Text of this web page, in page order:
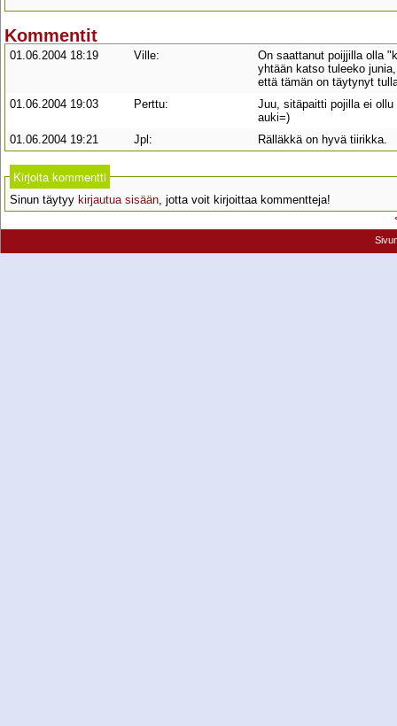
Kommentit
01.06.2004 18:19 Ville:
On saattanut poijjilla olla
yhtään katso tuleeko
että tämän on täytynyt
01.06.2004 19:03
Perttu:
Juu, sitäpaitti pojilla ei
auki=)
01.06.2004 19:21
Jpl: Rälläkkä on hyvä tiirikka.
Kirjoita kommentti
Sinun täytyy kirjautua sisään, jotta voit kirjoittaa kommentteja!